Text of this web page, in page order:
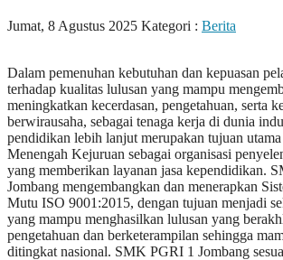
Jumat, 8 Agustus 2025 Kategori : Berita
Dalam pemenuhan kebutuhan dan kepuasan
terhadap kualitas lulusan yang mampu
meningkatkan kecerdasan, pengetahuan, serta
berwirausaha, sebagai tenaga kerja di dunia
pendidikan lebih lanjut merupakan tujuan
Menengah Kejuruan sebagai organisasi
yang memberikan layanan jasa kependidikan.
Jombang mengembangkan dan menerapkan
Mutu ISO 9001:2015, dengan tujuan menjadi
yang mampu menghasilkan lulusan yang
pengetahuan dan berketerampilan sehingga
ditingkat nasional. SMK PGRI 1 Jombang